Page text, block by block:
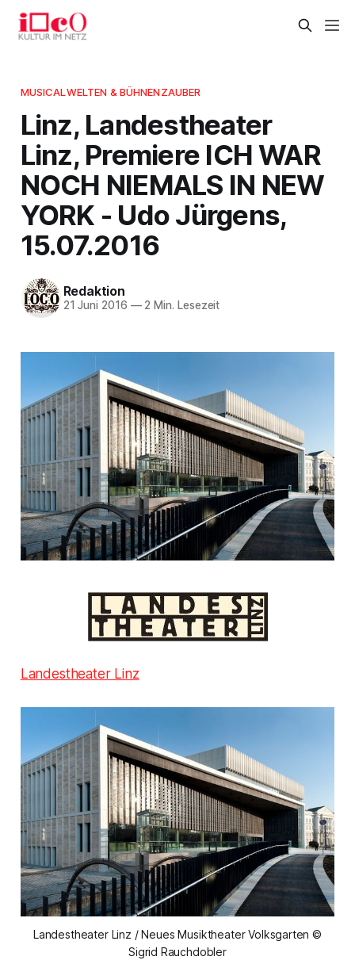
MUSICALWELTEN & BÜHNENZAUBER
Linz, Landestheater
Linz, Premiere ICH WAR
NOCH NIEMALS IN NEW
YORK - Udo Jürgens,
15.07.2016
Redaktion
21 Juni 2016 —2 Min. Lesezeit
Landestheater Linz
Landestheater Linz / Neues Musiktheater Volksgarten ©
Sigrid Rauchdobler